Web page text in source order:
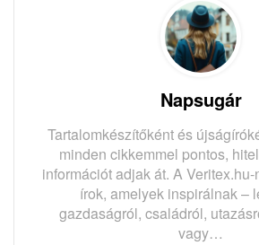
Napsugár
Tartalomkészítőként és
minden cikkemmel pontos,
információt adjak át. A
írok, amelyek inspirálnak –
gazdaságról, családról,
vagy…